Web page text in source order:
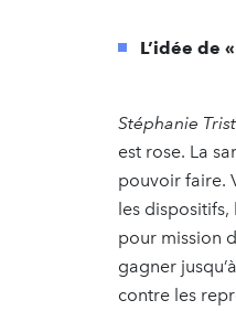
L’idée de
Stéphanie
est rose. La
pouvoir faire.
les dispositifs,
pour mission
gagner
contre les